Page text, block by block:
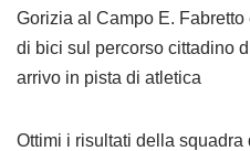
Gorizia al Campo E.
di bici sul percorso cittadino
arrivo in pista di atletica
Ottimi i risultati della